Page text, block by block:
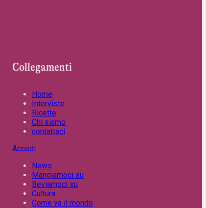
Collegamenti
Home
Interviste
Ricette
Chi siamo
contattaci
Accedi
News
Mangiamoci su
Beviamoci su
Cultura
Come va il mondo